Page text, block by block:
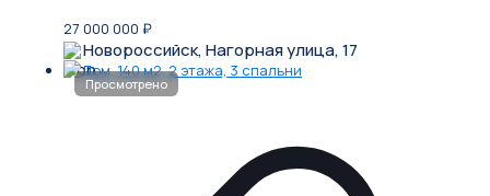
27 000 000 ₽
Новороссийск, Нагорная улица, 17